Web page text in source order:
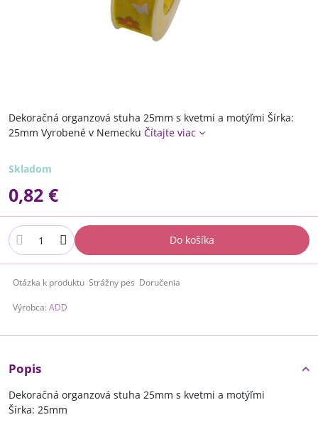
Dekoračná organzová stuha 25mm s kvetmi a motýľmi Šírka:
25mm Vyrobené v Nemecku Čítajte viac
Skladom
0,82 €
Do košíka
Otázka k produktu Strážny pes Doručenia
Výrobca: ADD
Popis
Dekoračná organzová stuha 25mm s kvetmi a motýľmi
Šírka: 25mm